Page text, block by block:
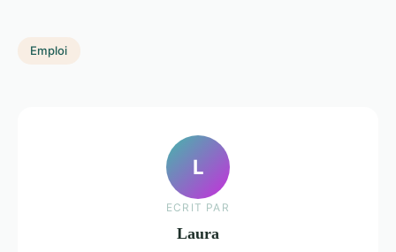
Emploi
L
ECRIT PAR
Laura